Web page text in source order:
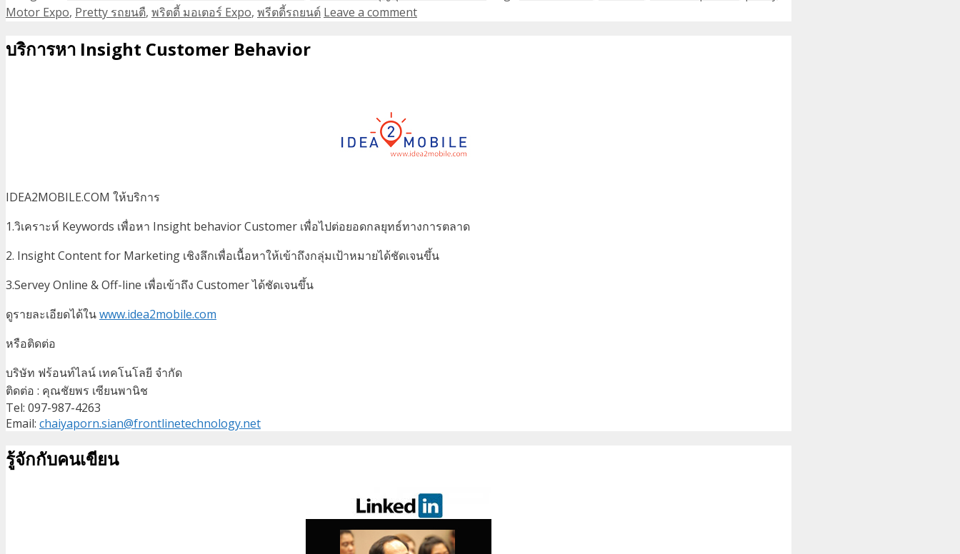
Motor Expo, Pretty รถยนตื, พริตตี้ มอเตอร์ Expo, พรีตตี้รถยนต์ Leave a comment
บริการหา Insight Customer Behavior
IDEA2MOBILE.COM ให้บริการ
1.วิเคราะห์ Keywords เพื่อหา Insight behavior Customer เพื่อไปต่อยอดกลยุทธ์ทางการตลาด
2. Insight Content for Marketing เชิงลึกเพื่อเนื้อหาให้เข้าถึงกลุ่มเป้าหมายได้ชัดเจนขึ้น
3.Servey Online & Off-line เพื่อเข้าถึง Customer ได้ชัดเจนขึ้น
ดูรายละเอียดได้ในwww.idea2mobile.com
หรือติดต่อ
บริษัท ฟร้อนท์ไลน์ เทคโนโลยี จำกัด
ติดต่อ : คุณชัยพร เซียนพานิช
Tel: 097-987-4263
Email: chaiyaporn.sian@frontlinetechnology.net
รู้จักกับคนเขียน